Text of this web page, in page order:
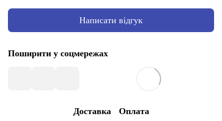
Написати відгук
Поширити у соцмережах
Доставка Оплата